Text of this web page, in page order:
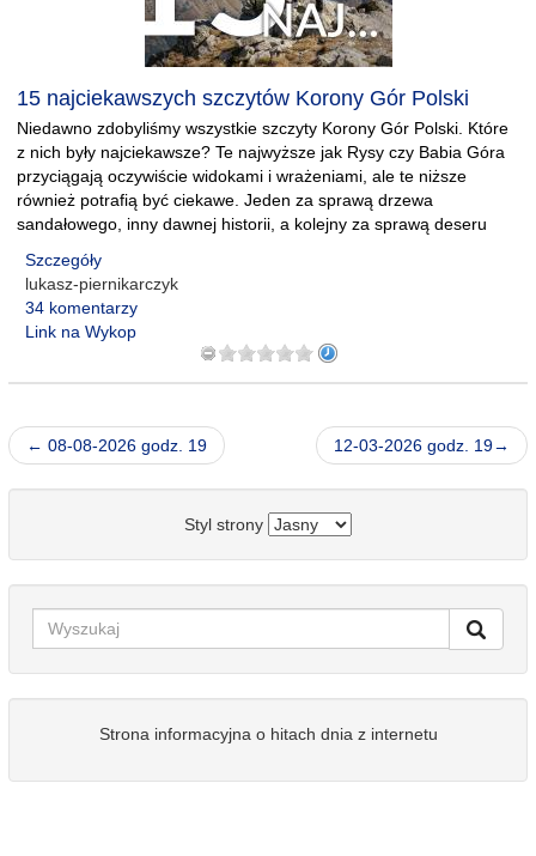
15 najciekawszych szczytów Korony Gór Polski
Niedawno zdobyliśmy wszystkie szczyty Korony Gór Polski. Które
z nich były najciekawsze? Te najwyższe jak Rysy czy Babia Góra
przyciągają oczywiście widokami i wrażeniami, ale te niższe
również potrafią być ciekawe. Jeden za sprawą drzewa
sandałowego, inny dawnej historii, a kolejny za sprawą deseru
Szczegóły
lukasz-piernikarczyk
34 komentarzy
Link na Wykop
← 08-08-2026 godz. 19 12-03-2026 godz. 19→
Styl strony
Strona informacyjna o hitach dnia z internetu